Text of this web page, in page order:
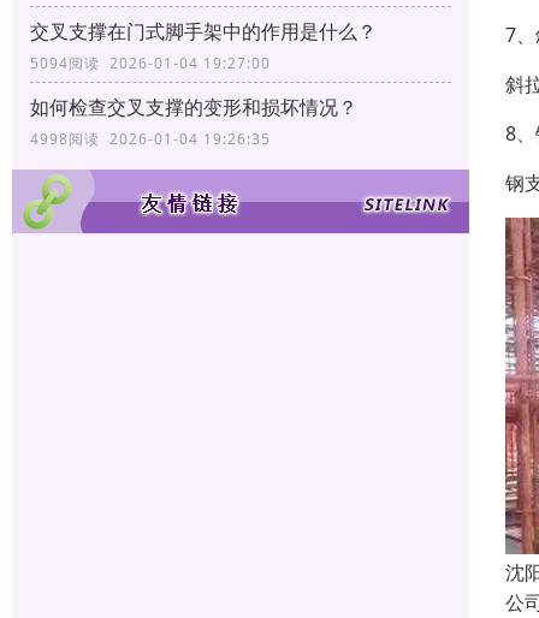
交叉支撑在门式脚手架中的作用是什么？
5094阅读 2026-01-04 19:27:00
如何检查交叉支撑的变形和损坏情况？
4998阅读 2026-01-04 19:26:35
7
斜
8
钢
沈
公